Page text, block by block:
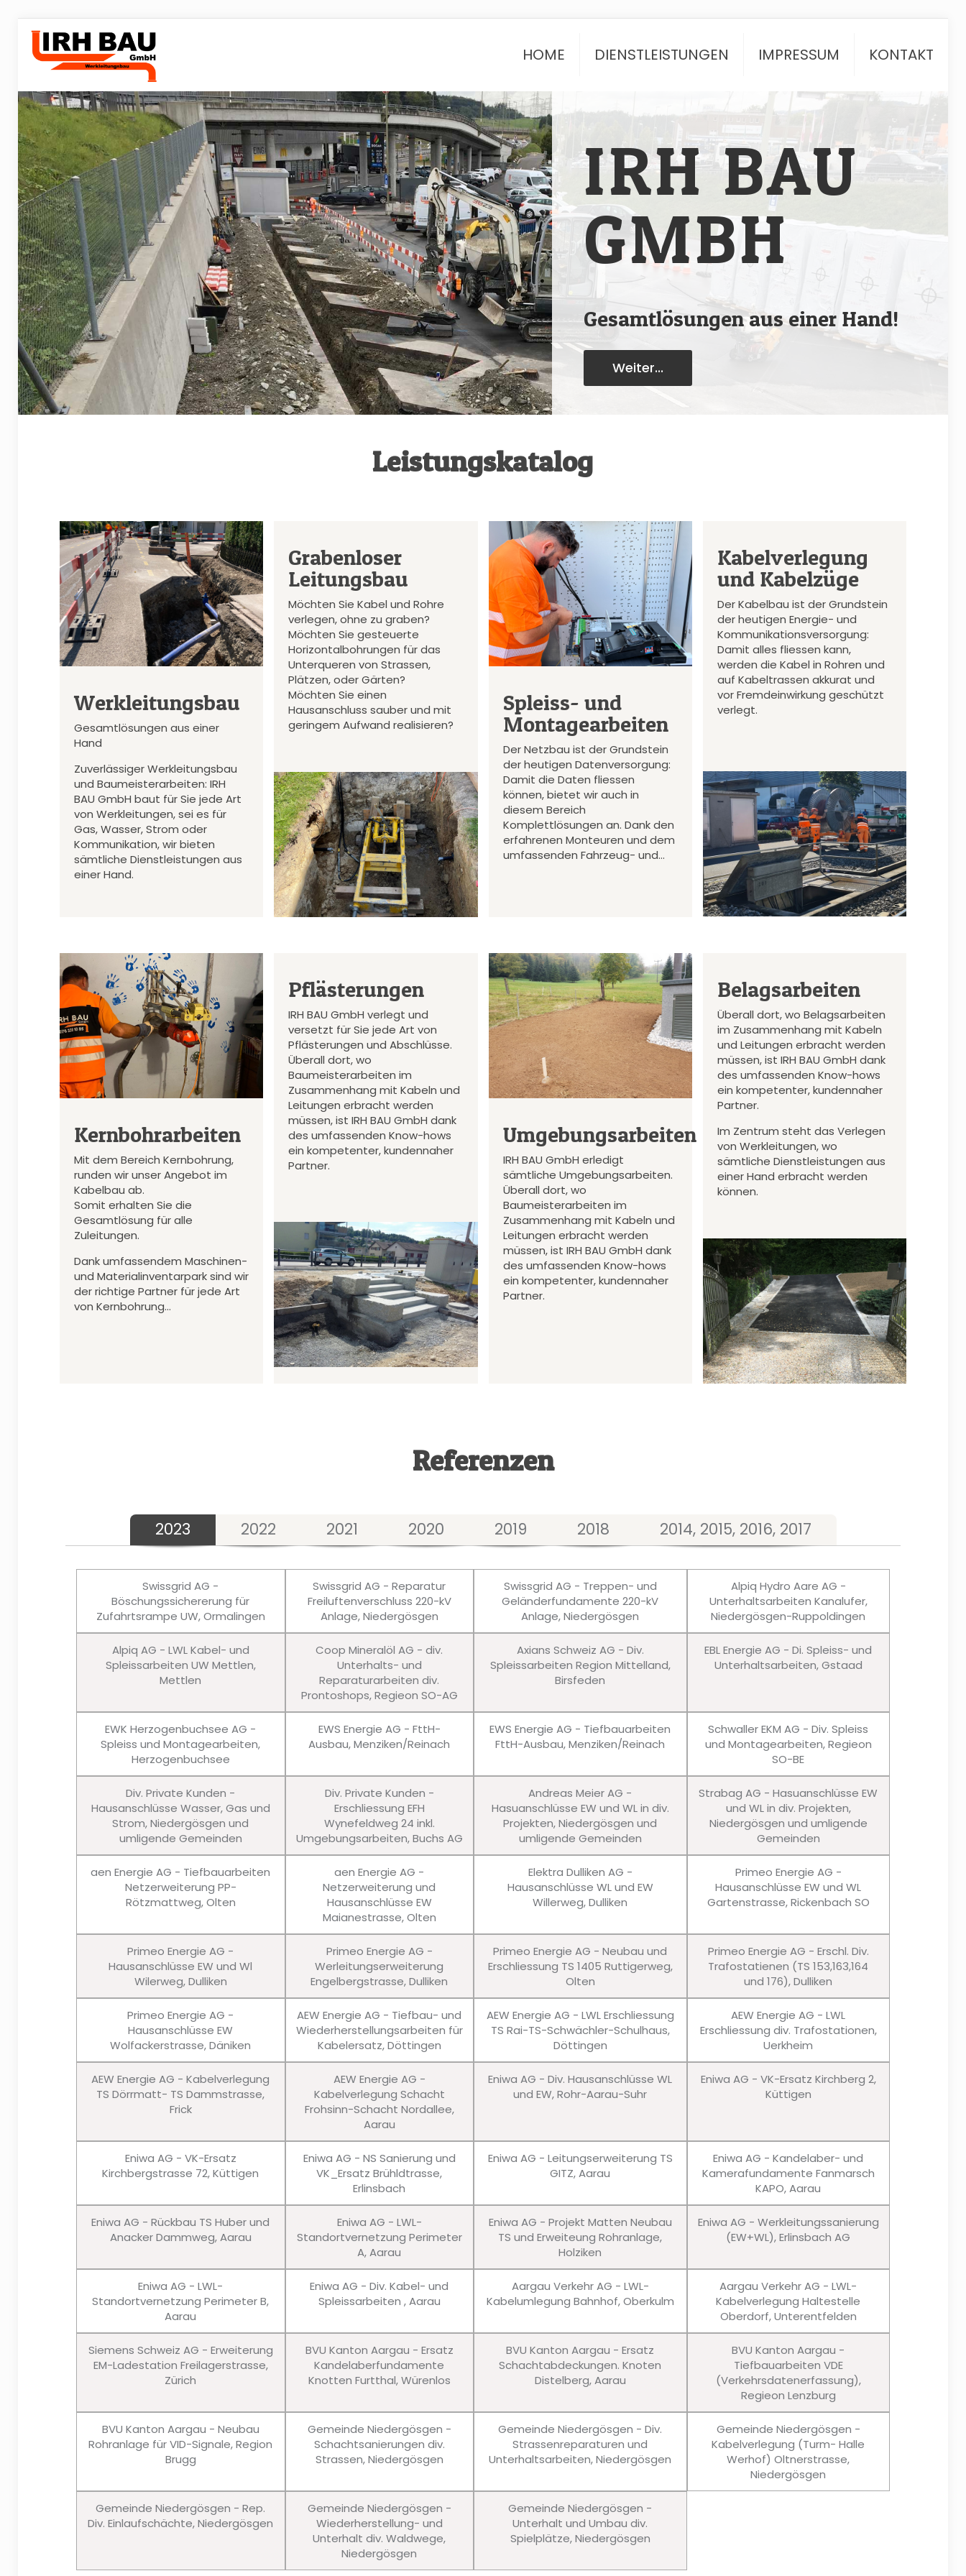
HOME DIENSTLEISTUNGEN IMPRESSUM KONTAKT
IRH BAU
GMBH
Gesamtlösungen aus einer Hand!
Weiter...
Leistungskatalog
Werkleitungsbau
Gesamtlösungen aus einer
Hand
Zuverlässiger Werkleitungsbau
und Baumeisterarbeiten: IRH
BAU GmbH baut für Sie jede Art
von Werkleitungen, sei es für
Gas, Wasser, Strom oder
Kommunikation, wir bieten
sämtliche Dienstleistungen aus
einer Hand.
Grabenloser
Leitungsbau
Möchten Sie Kabel und Rohre
verlegen, ohne zu graben?
Möchten Sie gesteuerte
Horizontalbohrungen für das
Unterqueren von Strassen,
Plätzen, oder Gärten?
Möchten Sie einen
Hausanschluss sauber und mit
geringem Aufwand realisieren?
Spleiss- und
Montagearbeiten
Der Netzbau ist der Grundstein
der heutigen Datenversorgung:
Damit die Daten fliessen
können, bietet wir auch in
diesem Bereich
Komplettlösungen an. Dank den
erfahrenen Monteuren und dem
umfassenden Fahrzeug- und…
Kabelverlegung
und Kabelzüge
Der Kabelbau ist der Grundstein
der heutigen Energie- und
Kommunikationsversorgung:
Damit alles fliessen kann,
werden die Kabel in Rohren und
auf Kabeltrassen akkurat und
vor Fremdeinwirkung geschützt
verlegt.
Kernbohrarbeiten
Mit dem Bereich Kernbohrung,
runden wir unser Angebot im
Kabelbau ab.
Somit erhalten Sie die
Gesamtlösung für alle
Zuleitungen.
Dank umfassendem Maschinen-
und Materialinventarpark sind wir
der richtige Partner für jede Art
von Kernbohrung…
Pflästerungen
IRH BAU GmbH verlegt und
versetzt für Sie jede Art von
Pflästerungen und Abschlüsse.
Überall dort, wo
Baumeisterarbeiten im
Zusammenhang mit Kabeln und
Leitungen erbracht werden
müssen, ist IRH BAU GmbH dank
des umfassenden Know-hows
ein kompetenter, kundennaher
Partner.
Umgebungsarbeiten
IRH BAU GmbH erledigt
sämtliche Umgebungsarbeiten.
Überall dort, wo
Baumeisterarbeiten im
Zusammenhang mit Kabeln und
Leitungen erbracht werden
müssen, ist IRH BAU GmbH dank
des umfassenden Know-hows
ein kompetenter, kundennaher
Partner.
Belagsarbeiten
Überall dort, wo Belagsarbeiten
im Zusammenhang mit Kabeln
und Leitungen erbracht werden
müssen, ist IRH BAU GmbH dank
des umfassenden Know-hows
ein kompetenter, kundennaher
Partner.
Im Zentrum steht das Verlegen
von Werkleitungen, wo
sämtliche Dienstleistungen aus
einer Hand erbracht werden
können.
Referenzen
2023 2022 2021 2020 2019 2018 2014, 2015, 2016, 2017
Swissgrid AG -
Böschungssichererung für
Zufahrtsrampe UW, Ormalingen
Swissgrid AG - Reparatur
Freiluftenverschluss 220-kV
Anlage, Niedergösgen
Swissgrid AG - Treppen- und
Geländerfundamente 220-kV
Anlage, Niedergösgen
Alpiq Hydro Aare AG -
Unterhaltsarbeiten Kanalufer,
Niedergösgen-Ruppoldingen
Alpiq AG - LWL Kabel- und
Spleissarbeiten UW Mettlen,
Mettlen
Coop Mineralöl AG - div.
Unterhalts- und
Reparaturarbeiten div.
Prontoshops, Regieon SO-AG
Axians Schweiz AG - Div.
Spleissarbeiten Region Mittelland,
Birsfeden
EBL Energie AG - Di. Spleiss- und
Unterhaltsarbeiten, Gstaad
EWK Herzogenbuchsee AG -
Spleiss und Montagearbeiten,
Herzogenbuchsee
EWS Energie AG - FttH-
Ausbau, Menziken/Reinach
EWS Energie AG - Tiefbauarbeiten
FttH-Ausbau, Menziken/Reinach
Schwaller EKM AG - Div. Spleiss
und Montagearbeiten, Regieon
SO-BE
Div. Private Kunden -
Hausanschlüsse Wasser, Gas und
Strom, Niedergösgen und
umligende Gemeinden
Div. Private Kunden -
Erschliessung EFH
Wynefeldweg 24 inkl.
Umgebungsarbeiten, Buchs AG
Andreas Meier AG -
Hasuanschlüsse EW und WL in div.
Projekten, Niedergösgen und
umligende Gemeinden
Strabag AG - Hasuanschlüsse EW
und WL in div. Projekten,
Niedergösgen und umligende
Gemeinden
aen Energie AG - Tiefbauarbeiten
Netzerweiterung PP-
Rötzmattweg, Olten
aen Energie AG -
Netzerweiterung und
Hausanschlüsse EW
Maianestrasse, Olten
Elektra Dulliken AG -
Hausanschlüsse WL und EW
Willerweg, Dulliken
Primeo Energie AG -
Hausanschlüsse EW und WL
Gartenstrasse, Rickenbach SO
Primeo Energie AG -
Hausanschlüsse EW und Wl
Wilerweg, Dulliken
Primeo Energie AG -
Werleitungserweiterung
Engelbergstrasse, Dulliken
Primeo Energie AG - Neubau und
Erschliessung TS 1405 Ruttigerweg,
Olten
Primeo Energie AG - Erschl. Div.
Trafostatienen (TS 153,163,164
und 176), Dulliken
Primeo Energie AG -
Hausanschlüsse EW
Wolfackerstrasse, Däniken
AEW Energie AG - Tiefbau- und
Wiederherstellungsarbeiten für
Kabelersatz, Döttingen
AEW Energie AG - LWL Erschliessung
TS Rai-TS-Schwächler-Schulhaus,
Döttingen
AEW Energie AG - LWL
Erschliessung div. Trafostationen,
Uerkheim
AEW Energie AG - Kabelverlegung
TS Dörrmatt- TS Dammstrasse,
Frick
AEW Energie AG -
Kabelverlegung Schacht
Frohsinn-Schacht Nordallee,
Aarau
Eniwa AG - Div. Hausanschlüsse WL
und EW, Rohr-Aarau-Suhr
Eniwa AG - VK-Ersatz Kirchberg 2,
Küttigen
Eniwa AG - VK-Ersatz
Kirchbergstrasse 72, Küttigen
Eniwa AG - NS Sanierung und
VK_Ersatz Brühldtrasse,
Erlinsbach
Eniwa AG - Leitungserweiterung TS
GITZ, Aarau
Eniwa AG - Kandelaber- und
Kamerafundamente Fanmarsch
KAPO, Aarau
Eniwa AG - Rückbau TS Huber und
Anacker Dammweg, Aarau
Eniwa AG - LWL-
Standortvernetzung Perimeter
A, Aarau
Eniwa AG - Projekt Matten Neubau
TS und Erweiteung Rohranlage,
Holziken
Eniwa AG - Werkleitungssanierung
(EW+WL), Erlinsbach AG
Eniwa AG - LWL-
Standortvernetzung Perimeter B,
Aarau
Eniwa AG - Div. Kabel- und
Spleissarbeiten , Aarau
Aargau Verkehr AG - LWL-
Kabelumlegung Bahnhof, Oberkulm
Aargau Verkehr AG - LWL-
Kabelverlegung Haltestelle
Oberdorf, Unterentfelden
Siemens Schweiz AG - Erweiterung
EM-Ladestation Freilagerstrasse,
Zürich
BVU Kanton Aargau - Ersatz
Kandelaberfundamente
Knotten Furtthal, Würenlos
BVU Kanton Aargau - Ersatz
Schachtabdeckungen. Knoten
Distelberg, Aarau
BVU Kanton Aargau -
Tiefbauarbeiten VDE
(Verkehrsdatenerfassung),
Regieon Lenzburg
BVU Kanton Aargau - Neubau
Rohranlage für VID-Signale, Region
Brugg
Gemeinde Niedergösgen -
Schachtsanierungen div.
Strassen, Niedergösgen
Gemeinde Niedergösgen - Div.
Strassenreparaturen und
Unterhaltsarbeiten, Niedergösgen
Gemeinde Niedergösgen -
Kabelverlegung (Turm- Halle
Werhof) Oltnerstrasse,
Niedergösgen
Gemeinde Niedergösgen - Rep.
Div. Einlaufschächte, Niedergösgen
Gemeinde Niedergösgen -
Wiederherstellung- und
Unterhalt div. Waldwege,
Niedergösgen
Gemeinde Niedergösgen -
Unterhalt und Umbau div.
Spielplätze, Niedergösgen